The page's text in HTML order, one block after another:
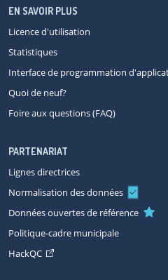
EN SAVOIR PLUS
Licence d'utilisation
Statistiques
Interface de programmation
Quoi de neuf?
Foire aux questions (FAQ)
PARTENARIAT
Lignes directrices
Normalisation des données
Données ouvertes de référence
Politique-cadre municipale
HackQC